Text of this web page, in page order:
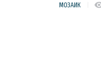
МОЗАИК